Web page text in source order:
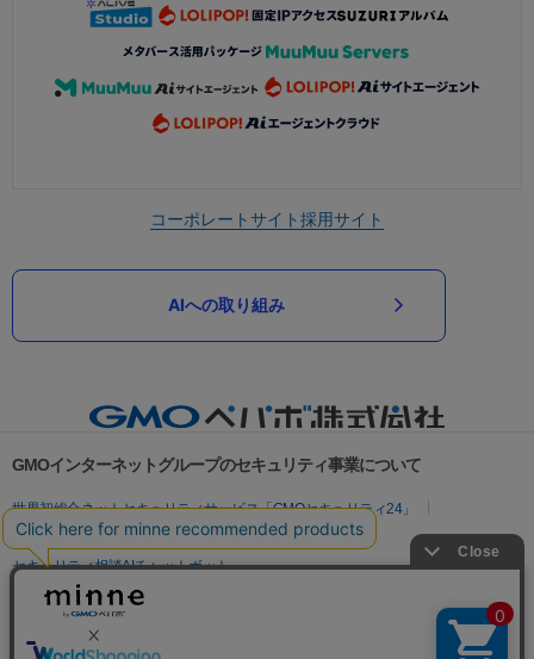
コーポレートサイト採用サイト
AIへの取り組み
GMOインターネットグループのセキュリティ事業について
世界初総合ネットセキュリティサービス「GMOセキュリティ24」
パスワード漏洩診断
Webサイトリスク診断
セキュリティ相談AIチャットボット
実在証明・盗聴対策
サイバー攻撃対策（GMO Flatt Security）